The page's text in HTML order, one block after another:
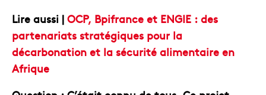
Lire aussi | OCP, Bpifrance et ENGIE : des
partenariats stratégiques pour la
décarbonation et la sécurité alimentaire en
Afrique